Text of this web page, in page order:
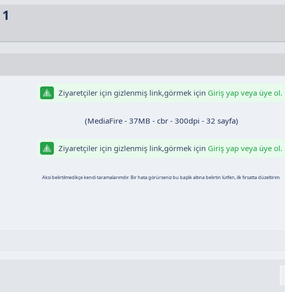
Ziyaretçiler için gizlenmiş link,görmek için Giriş yap veya üye ol.
(MediaFire - 37MB - cbr - 300dpi - 32 sayfa)
Ziyaretçiler için gizlenmiş link,görmek için Giriş yap veya üye ol.
Aksi belirtilmedikçe kendi taramalarımdır. Bir hata görürseniz bu başlık altına belirtin lütfen, ilk fırsatta düzeltirim.